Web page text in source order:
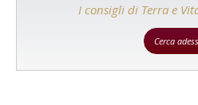
I consigli di Terra e
Cerca